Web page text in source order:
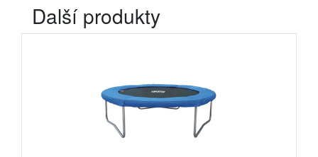
Další produkty